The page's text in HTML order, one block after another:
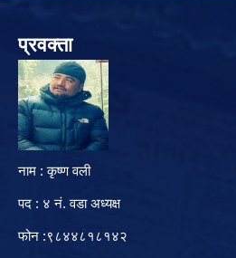
प्रवक्ता
नाम : कृष्ण वली
पद : ४ नं. वडा अध्यक्ष
फोन :९८४४८१८१४२